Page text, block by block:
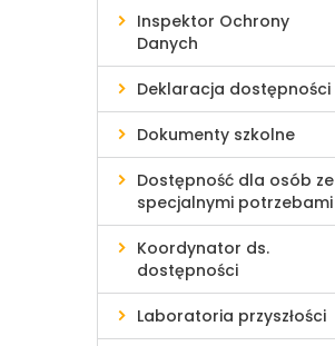
Inspektor Ochrony
Danych
Deklaracja dostępności
Dokumenty szkolne
Dostępność dla osób ze
specjalnymi potrzebami
Koordynator ds.
dostępności
Laboratoria przyszłości